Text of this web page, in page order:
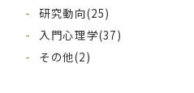
研究動向(25)
入門心理学(37)
その他(2)